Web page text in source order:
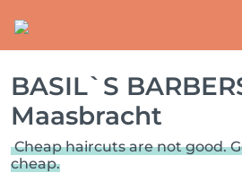
BASIL`S
Maasbracht
Cheap haircuts are not good.
cheap.